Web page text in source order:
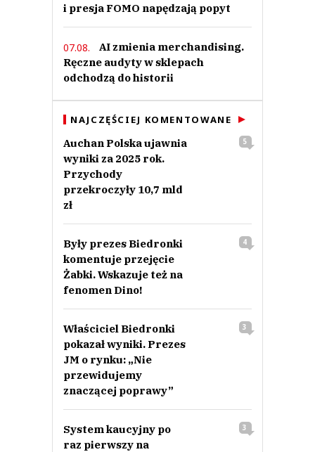
i presja FOMO napędzają popyt
07.08.
AI zmienia merchandising.
Ręczne audyty w sklepach
odchodzą do historii
NAJCZĘŚCIEJ KOMENTOWANE
Auchan Polska ujawnia
wyniki za 2025 rok.
Przychody
przekroczyły 10,7 mld
zł
5
Były prezes Biedronki
komentuje przejęcie
Żabki. Wskazuje też na
fenomen Dino!
4
Właściciel Biedronki
pokazał wyniki. Prezes
JM o rynku: „Nie
przewidujemy
znaczącej poprawy”
3
System kaucyjny po
raz pierwszy na
3